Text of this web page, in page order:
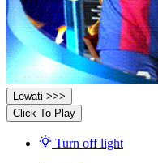
Lewati >>>
Click To Play
Turn off light